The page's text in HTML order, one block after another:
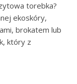
torebka?
ekoskóry,
brokatem lub
który z